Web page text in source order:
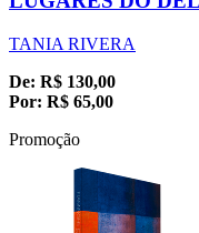
TANIA RIVERA
De: R$ 130,00
Por: R$ 65,00
Promoção